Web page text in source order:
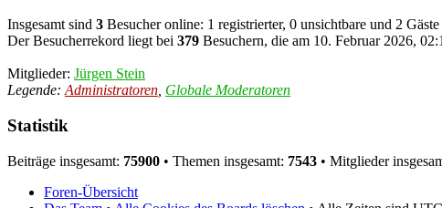
Insgesamt sind 3 Besucher online: 1 registrierter, 0 unsichtbare und 2
Der Besucherrekord liegt bei 379 Besuchern, die am 10. Februar 2026,
Mitglieder: Jürgen Stein
Legende: Administratoren Globale Moderatoren
Statistik
Beiträge insgesamt: 75900 • Themen insgesamt: 7543 • Mitglieder
Foren-Übersicht